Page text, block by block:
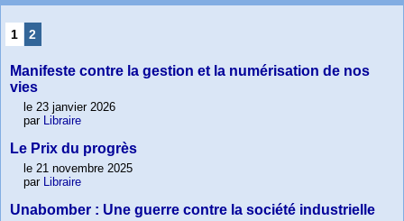
1 2
Manifeste contre la gestion et la numérisation de nos
vies
le 23 janvier 2026
par Libraire
Le Prix du progrès
le 21 novembre 2025
par Libraire
Unabomber : Une guerre contre la société industrielle